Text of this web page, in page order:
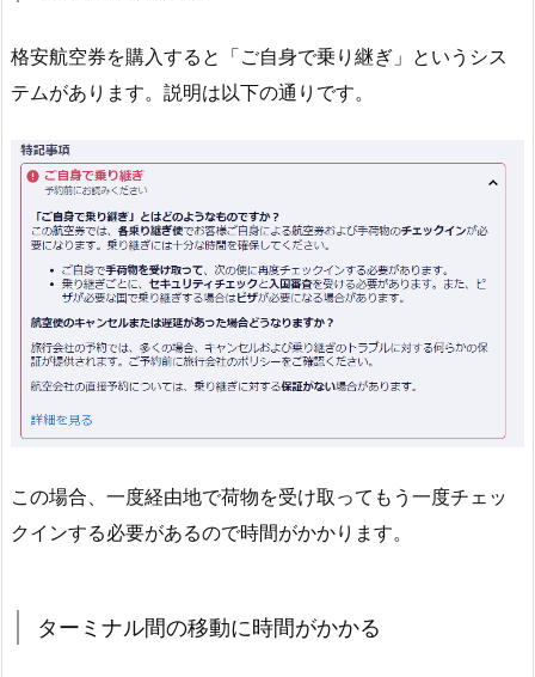
格安航空券を購入すると「ご自身で乗り継ぎ」というシス
テムがあります。説明は以下の通りです。
この場合、一度経由地で荷物を受け取ってもう一度チェッ
クインする必要があるので時間がかかります。
ターミナル間の移動に時間がかかる